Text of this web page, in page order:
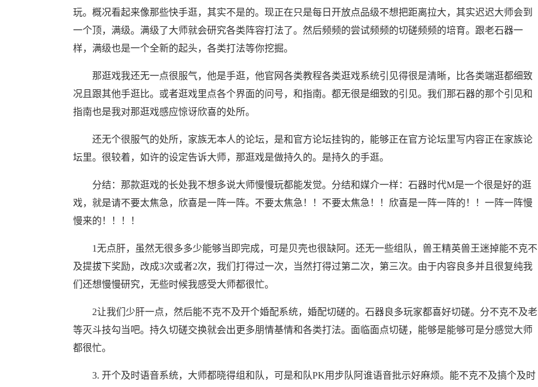
玩。概况看起来像那些快手逛，其实不是的。现正在只是每日开放点品级不想把距离拉大，其实迟迟大师会到
一个顶，满级。满级了大师就会研究各类阵容打法了。然后频频的尝试频频的切磋频频的培育。跟老石器一
样，满级也是一个全新的起头，各类打法等你挖掘。
那逛戏我还无一点很服气，他是手逛，他官网各类教程各类逛戏系统引见得很是清晰，比各类端逛都细致
况且跟其他手逛比。或者逛戏里点各个界面的问号，和指南。都无很是细致的引见。我们那石器的那个引见和
指南也是我对那逛戏感应惊讶欣喜的处所。
还无个很服气的处所，家族无本人的论坛，是和官方论坛挂钩的，能够正在官方论坛里写内容正在家族论
坛里。很较着，如许的设定告诉大师，那逛戏是做持久的。是持久的手逛。
分结：那款逛戏的长处我不想多说大师慢慢玩都能发觉。分结和媒介一样：石器时代M是一个很是好的逛
戏，就是请不要太焦急，欣喜是一阵一阵。不要太焦急！！不要太焦急！！欣喜是一阵一阵的！！一阵一阵慢
慢来的！！！！
1无点肝，虽然无很多多少能够当即完成，可是贝壳也很缺阿。还无一些组队，兽王精英兽王迷掉能不克不
及提拔下奖励，改成3次或者2次，我们打得过一次，当然打得过第二次，第三次。由于内容良多并且很复纯我
们还想慢慢研究，无些时候我感受大师都很忙。
2让我们少肝一点，然后能不克不及开个婚配系统，婚配切磋的。石器良多玩家都喜好切磋。分不克不及老
等灭斗技勾当吧。持久切磋交换就会出更多朋情基情和各类打法。面临面点切磋，能够是能够可是分感觉大师
都很忙。
3. 开个及时语音系统，大师都晓得组和队，可是和队PK用步队阿谁语音批示好麻烦。能不克不及搞个及时